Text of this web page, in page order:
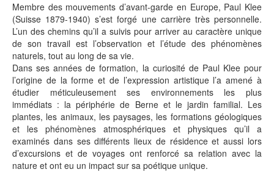
Membre des mouvements d’avant-garde en Europe, Paul Klee
(Suisse 1879-1940) s’est forgé une carrière très personnelle.
L’un des chemins qu’il a suivis pour arriver au caractère unique
de son travail est l’observation et l’étude des phénomènes
naturels, tout au long de sa vie.
Dans ses années de formation, la curiosité de Paul Klee pour
l’origine de la forme et de l’expression artistique l’a amené à
étudier méticuleusement ses environnements les plus
immédiats : la périphérie de Berne et le jardin familial. Les
plantes, les animaux, les paysages, les formations géologiques
et les phénomènes atmosphériques et physiques qu’il a
examinés dans ses différents lieux de résidence et aussi lors
d’excursions et de voyages ont renforcé sa relation avec la
nature et ont eu un impact sur sa poétique unique.